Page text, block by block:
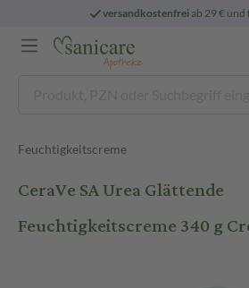
versandkostenfreiab 29 € und
Feuchtigkeitscreme
CeraVe SA Urea Glättende
Feuchtigkeitscreme 340 g